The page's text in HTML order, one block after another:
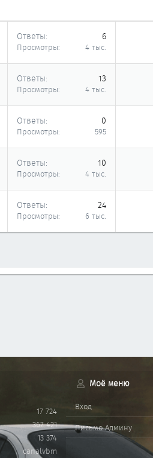
Ответы 6
Просмотры 4 тыс.
Ответы 13
Просмотры 4 тыс.
Ответы 0
Просмотры 595
Ответы 10
Просмотры 4 тыс.
Ответы 24
Просмотры 6 тыс.
17 724
367 421
13 374
canalvbm
Моё меню
Вход
Письмо Админу